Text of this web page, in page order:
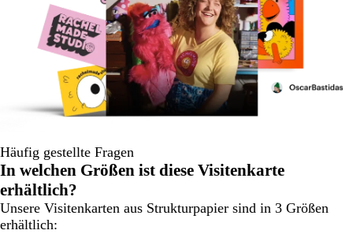
Häufig gestellte Fragen
In welchen Größen ist diese Visitenkarte
erhältlich?
Unsere Visitenkarten aus Strukturpapier sind in 3 Größen
erhältlich: